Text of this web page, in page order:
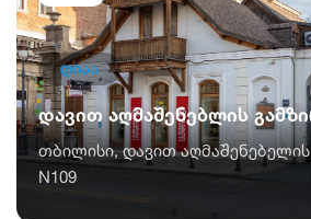
ღიაა
დავით აღმაშენებლის
თბილისი, დავით აღმაშენებელის
N109